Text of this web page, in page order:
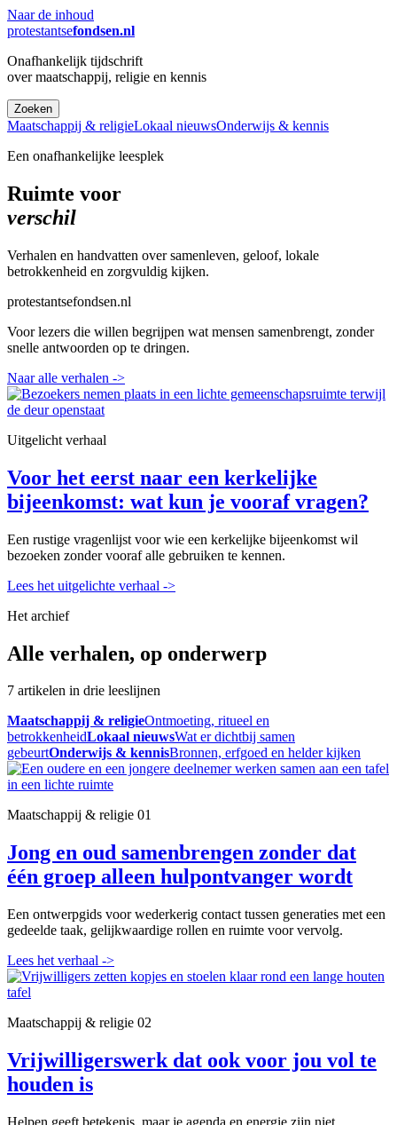
Naar de inhoud
protestantsefondsen.nl
Onafhankelijk tijdschrift
over maatschappij, religie en kennis
Zoeken
Maatschappij & religieLokaal nieuwsOnderwijs & kennis
Een onafhankelijke leesplek
Ruimte voor
verschil
Verhalen en handvatten over samenleven, geloof, lokale
betrokkenheid en zorgvuldig kijken.
protestantsefondsen.nl
Voor lezers die willen begrijpen wat mensen samenbrengt, zonder
snelle antwoorden op te dringen.
Naar alle verhalen ->
Uitgelicht verhaal
Voor het eerst naar een kerkelijke
bijeenkomst: wat kun je vooraf vragen?
Een rustige vragenlijst voor wie een kerkelijke bijeenkomst wil
bezoeken zonder vooraf alle gebruiken te kennen.
Lees het uitgelichte verhaal ->
Het archief
Alle verhalen, op onderwerp
7 artikelen in drie leeslijnen
Maatschappij & religieOntmoeting, ritueel en
betrokkenheidLokaal nieuwsWat er dichtbij samen
gebeurtOnderwijs & kennisBronnen, erfgoed en helder kijken
Maatschappij & religie 01
Jong en oud samenbrengen zonder dat
één groep alleen hulpontvanger wordt
Een ontwerpgids voor wederkerig contact tussen generaties met een
gedeelde taak, gelijkwaardige rollen en ruimte voor vervolg.
Lees het verhaal ->
Maatschappij & religie 02
Vrijwilligerswerk dat ook voor jou vol te
houden is
Helpen geeft betekenis, maar je agenda en energie zijn niet